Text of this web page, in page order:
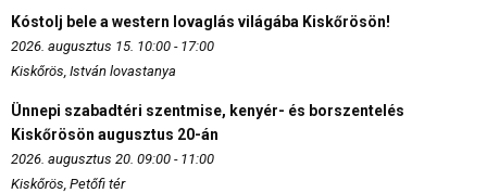
Kóstolj bele a western lovaglás világába Kiskőrösön!
2026. augusztus 15. 10:00 - 17:00
Kiskőrös, István lovastanya
Ünnepi szabadtéri szentmise, kenyér- és borszentelés
Kiskőrösön augusztus 20-án
2026. augusztus 20. 09:00 - 11:00
Kiskőrös, Petőfi tér